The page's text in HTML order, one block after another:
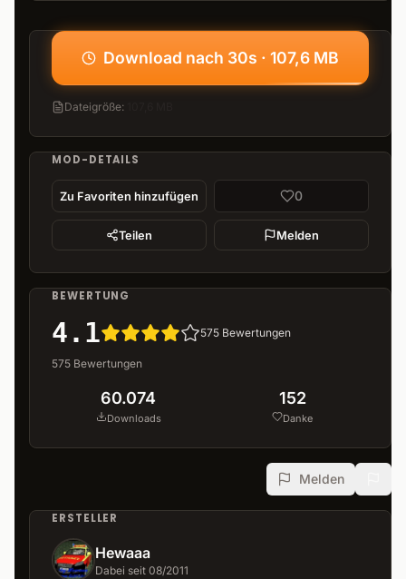
Download nach 30s · 107,6 MB
Dateigröße:
MOD-DETAILS
Zu Favoriten hinzufügen 0
Teilen Melden
BEWERTUNG
4.1 575 Bewertungen
575 Bewertungen
60.074
Downloads
152
Danke
Melden
ERSTELLER
Hewaaa
Dabei seit 08/2011